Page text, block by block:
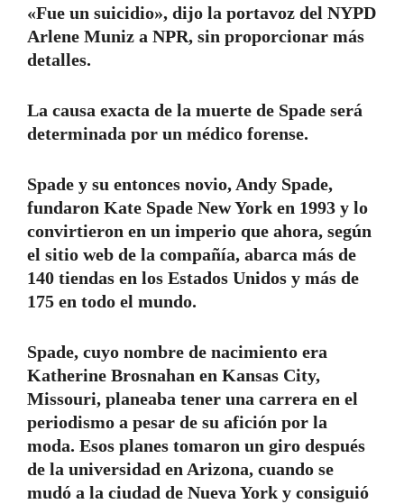
«Fue un suicidio», dijo la portavoz del NYPD
Arlene Muniz a NPR, sin proporcionar más
detalles.
La causa exacta de la muerte de Spade será
determinada por un médico forense.
Spade y su entonces novio, Andy Spade,
fundaron Kate Spade New York en 1993 y lo
convirtieron en un imperio que ahora, según
el sitio web de la compañía, abarca más de
140 tiendas en los Estados Unidos y más de
175 en todo el mundo.
Spade, cuyo nombre de nacimiento era
Katherine Brosnahan en Kansas City,
Missouri, planeaba tener una carrera en el
periodismo a pesar de su afición por la
moda. Esos planes tomaron un giro después
de la universidad en Arizona, cuando se
mudó a la ciudad de Nueva York y consiguió